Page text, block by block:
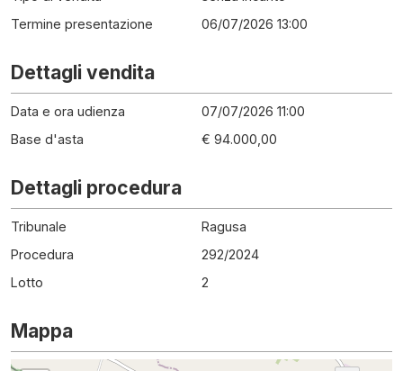
Termine presentazione
06/07/2026 13:00
Dettagli vendita
Data e ora udienza
07/07/2026 11:00
Base d'asta
€ 94.000,00
Dettagli procedura
Tribunale
Ragusa
Procedura
292/2024
Lotto
2
Mappa